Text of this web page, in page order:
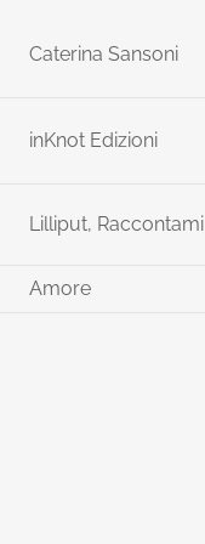
Caterina Sansoni
inKnot Edizioni
Lilliput, Raccontami
Amore